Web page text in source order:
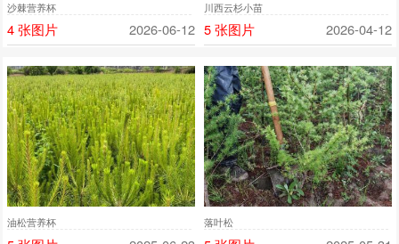
沙棘营养杯
4 张图片 2026-06-12
川西云杉小苗
5 张图片 2026-04-12
油松营养杯 落叶松